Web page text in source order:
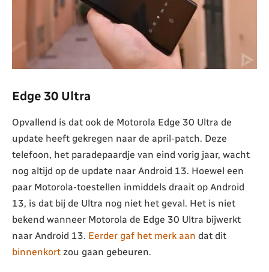
Edge 30 Ultra
Opvallend is dat ook de Motorola Edge 30 Ultra de
update heeft gekregen naar de april-patch. Deze
telefoon, het paradepaardje van eind vorig jaar, wacht
nog altijd op de update naar Android 13. Hoewel een
paar Motorola-toestellen inmiddels draait op Android
13, is dat bij de Ultra nog niet het geval. Het is niet
bekend wanneer Motorola de Edge 30 Ultra bijwerkt
naar Android 13. Eerder gaf het merk aan dat dit
binnenkort zou gaan gebeuren.